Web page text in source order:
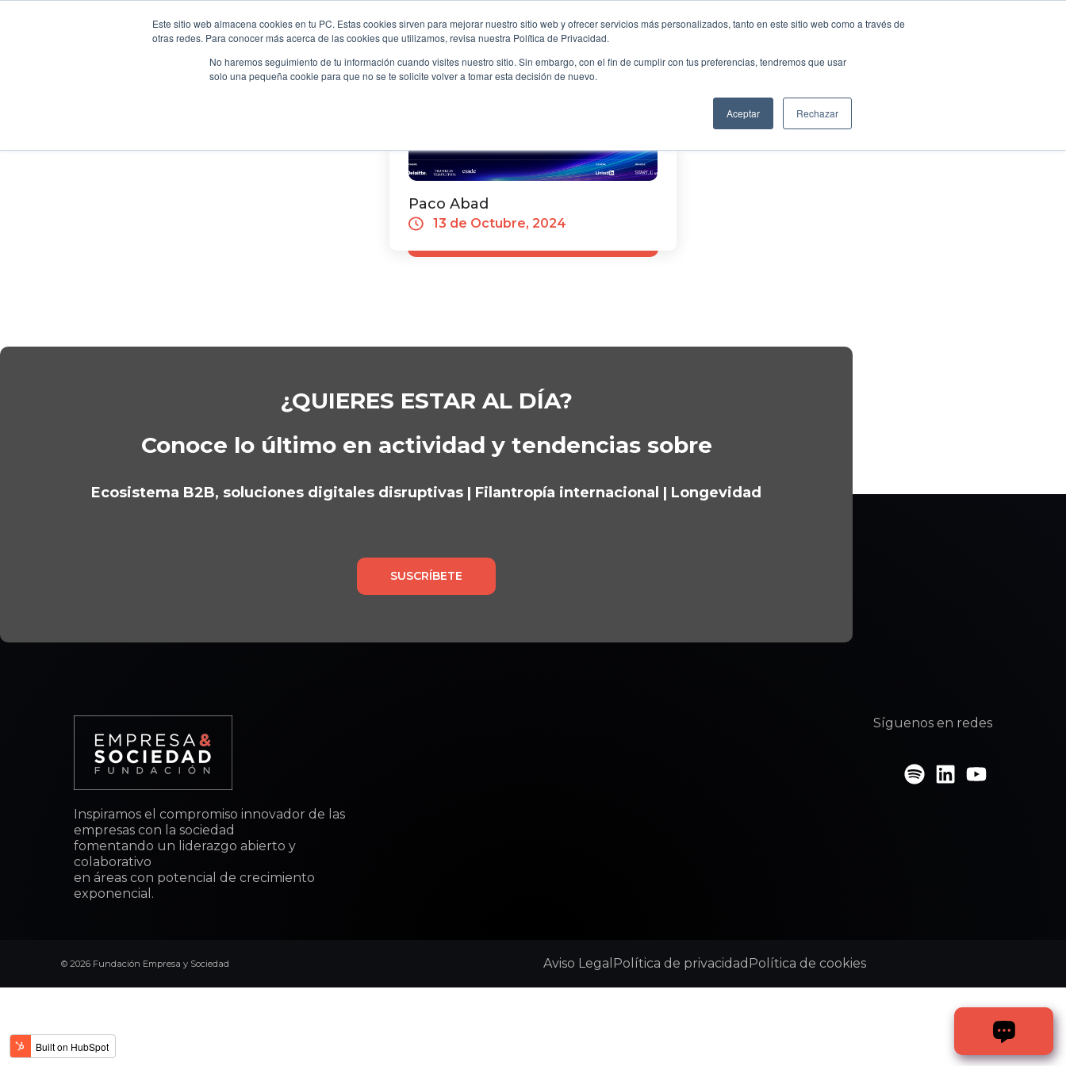
Este sitio web almacena cookies en tu PC. Estas cookies sirven para mejorar nuestro sitio web y ofrecer servicios más personalizados, tanto en este sitio web como a través de
otras redes. Para conocer más acerca de las cookies que utilizamos, revisa nuestra Política de Privacidad.
No haremos seguimiento de tu información cuando visites nuestro sitio. Sin embargo, con el fin de cumplir con tus preferencias, tendremos que usar
solo una pequeña cookie para que no se te solicite volver a tomar esta decisión de nuevo.
Aceptar Rechazar
Noticias deEmpresa y Sociedad
HOME B2B FILANTROPÍA LONGEVIDAD
Paco Abad
13 de Octubre, 2024
¿QUIERES ESTAR AL DÍA?
Conoce lo último en actividad y tendencias sobre
Ecosistema B2B, soluciones digitales disruptivas | Filantropía internacional | Longevidad
SUSCRÍBETE
Inspiramos el compromiso innovador de las
empresas con la sociedad
fomentando un liderazgo abierto y
colaborativo
en áreas con potencial de crecimiento
exponencial.
Síguenos en redes
© 2026 Fundación Empresa y Sociedad Aviso Legal Política de privacidad Política de cookies